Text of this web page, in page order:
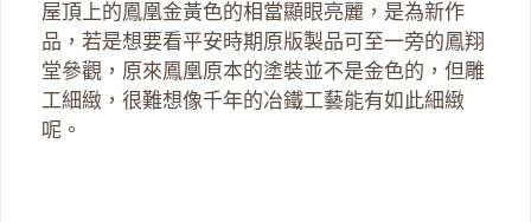
屋頂上的鳳凰金黃色的相當顯眼亮麗，是為新作
品，若是想要看平安時期原版製品可至一旁的鳳翔
堂參觀，原來鳳凰原本的塗裝並不是金色的，但雕
工細緻，很難想像千年的冶鐵工藝能有如此細緻
呢。